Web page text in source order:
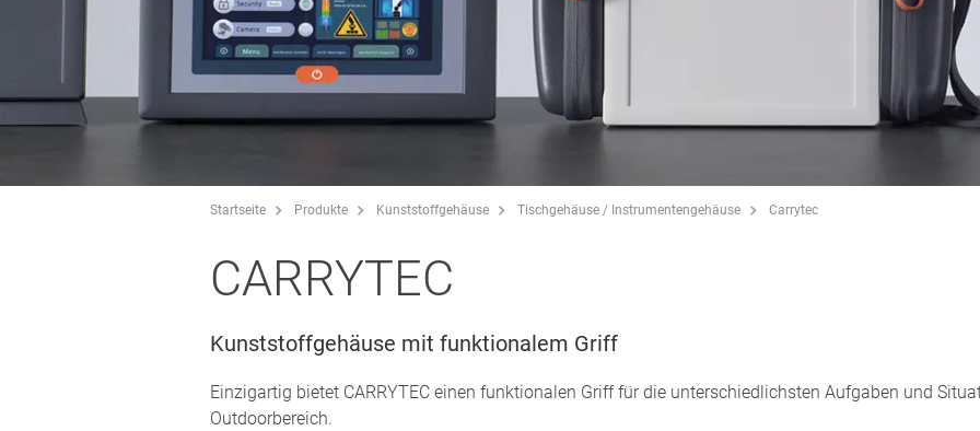
Startseite Produkte Kunststoffgehäuse Tischgehäuse / Instrumentengehäuse Carrytec
CARRYTEC
Kunststoffgehäuse mit funktionalem Griff
Einzigartig bietet CARRYTEC einen funktionalen Griff für die unterschiedlichsten Aufgaben und
Outdoorbereich.